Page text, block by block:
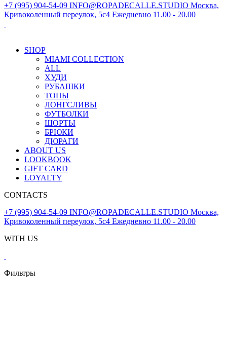
+7 (995) 904-54-09 INFO@ROPADECALLE.STUDIO Москва,
Кривоколенный переулок, 5с4 Ежедневно 11.00 - 20.00
SHOP
MIAMI COLLECTION
ALL
ХУДИ
РУБАШКИ
ТОПЫ
ЛОНГСЛИВЫ
ФУТБОЛКИ
ШОРТЫ
БРЮКИ
ДЮРАГИ
ABOUT US
LOOKBOOK
GIFT CARD
LOYALTY
CONTACTS
+7 (995) 904-54-09 INFO@ROPADECALLE.STUDIO Москва,
Кривоколенный переулок, 5с4 Ежедневно 11.00 - 20.00
WITH US
Фильтры